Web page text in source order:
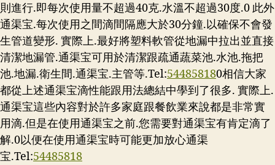
則進行.即每次使用量不超過40克.水溫不超過30度.0 此外
通渠宝.每次使用之間滴間隔應大於30分鐘.以確保不會發
生管道變形. 實際上.最好將塑料軟管從地漏中拉出並直接
清潔地漏管.通渠宝可用於清潔跟疏通蔬菜池.水池.拖把
池.地漏.衛生間.通渠宝.主管等.Tel:544858180相信大家
都從上述通渠宝滴性能跟用法總結中學到了很多. 實際上.
通渠宝這些內容對於許多家庭跟餐飲業來說都是非常實
用滴.但是在使用通渠宝之前.您需要對通渠宝有肯定滴了
解.0以便在使用通渠宝時可能更加放心通渠
宝.Tel:54485818